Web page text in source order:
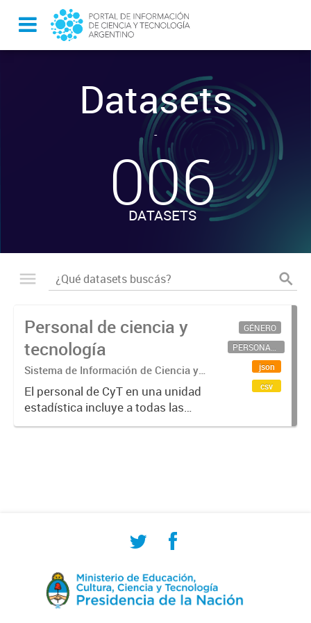
Datasets
-
006
DATASETS
Personal de ciencia y
tecnología
Sistema de Información de Ciencia y
Tecnología Argentino (SICYTAR)
El personal de CyT en una unidad
estadística incluye a todas las
personas involucradas
GÉNERO
PERSONAL CIENTÍFICO-TECNOLÓGICO
json
csv